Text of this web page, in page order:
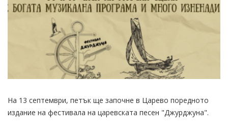
На 13 септември, петък ще започне в Царево поредното
издание на фестивала на царевската песен "Джурджуна".